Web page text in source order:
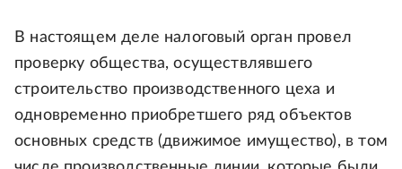
В настоящем деле налоговый орган провел
проверку общества, осуществлявшего
строительство производственного цеха и
одновременно приобретшего ряд объектов
основных средств (движимое имущество), в том